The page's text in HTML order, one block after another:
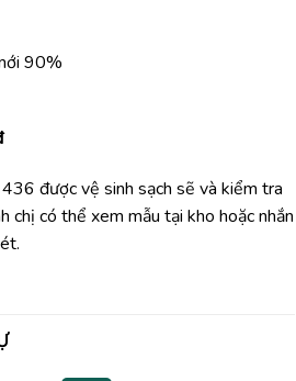
90%
được vệ sinh sạch sẽ và kiểm tra
chị có thể xem mẫu tại kho hoặc nhắn